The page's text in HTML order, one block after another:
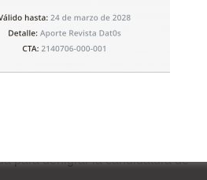
y su exjefe de campaña, Paul
unos trabajos de lobby no
presidenciales comenzaron
las elecciones, a primeros de
que Vladímir Putin
para denigrar la candidatura de